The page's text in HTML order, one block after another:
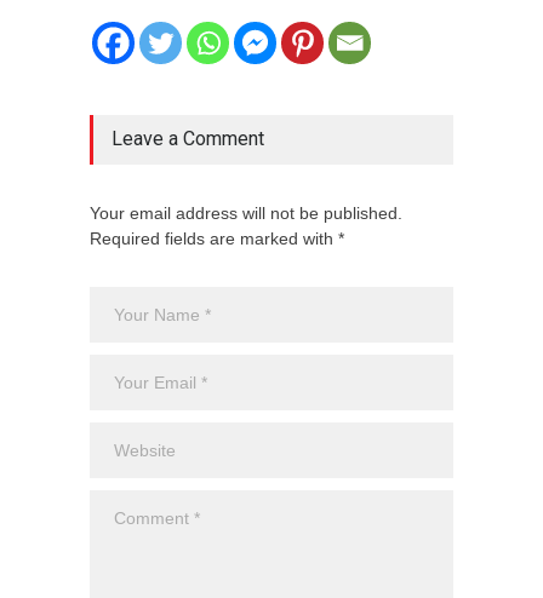
Leave a Comment
Your email address will not be published.
Required fields are marked with *